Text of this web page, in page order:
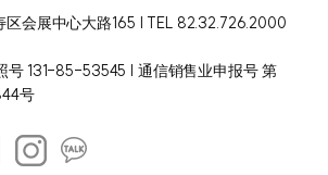
区会展中心大路165 | TEL 82.32.726.2000
号 131-85-53545 | 通信销售业申报号 第
号